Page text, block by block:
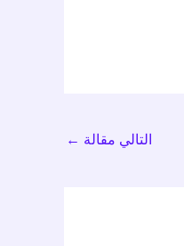
التالي مقالة ←